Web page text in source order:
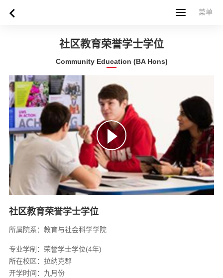
菜单
菜单
简体中文 繁體中文
关于西苏格兰大学
社区教育荣誉学士学位
Community Education (BA Hons)
社区教育荣誉学士学位
所属院系：教育与社会科学学院
专业学制：荣誉学士学位(4年)
所在校区：拉纳克郡
开学时间：九月份